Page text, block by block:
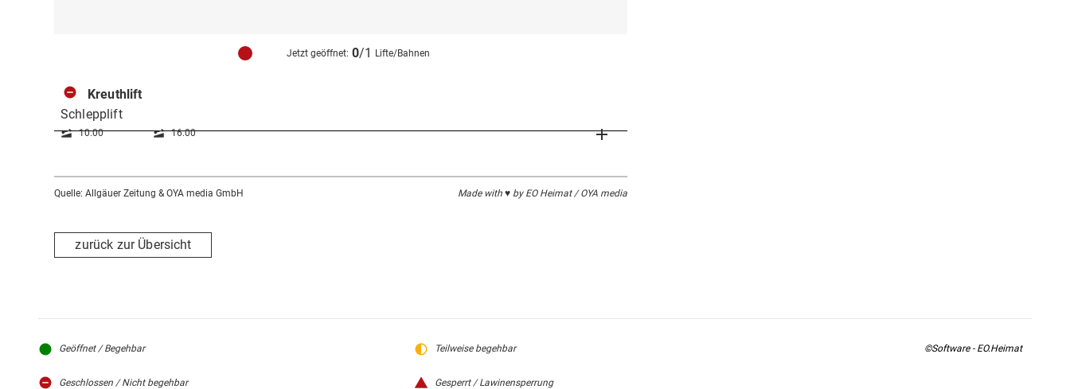
Jetzt geöffnet: 0/1 Lifte/Bahnen
Kreuthlift
Schlepplift
10:00 16:00
Quelle: Allgäuer Zeitung & OYA media GmbH Made with ♥ by EO Heimat / OYA media
zurück zur Übersicht
Geöffnet / Begehbar Teilweise begehbar
Geschlossen / Nicht begehbar Gesperrt / Lawinensperrung
©Software - EO.Heimat